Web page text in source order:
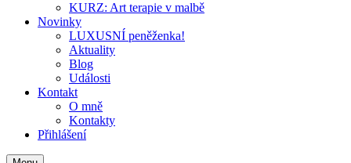
KURZ: Art terapie v malbě
Novinky
LUXUSNÍ peněženka!
Aktuality
Blog
Události
Kontakt
O mně
Kontakty
Přihlášení